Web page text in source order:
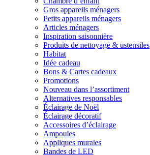
Gros appareils ménagers
Petits appareils ménagers
Articles ménagers
Inspiration saisonnière
Produits de nettoyage & ustensiles
Habitat
Idée cadeau
Bons & Cartes cadeaux
Promotions
Nouveau dans l’assortiment
Alternatives responsables
Éclairage de Noël
Éclairage décoratif
Accessoires d’éclairage
Ampoules
Appliques murales
Bandes de LED